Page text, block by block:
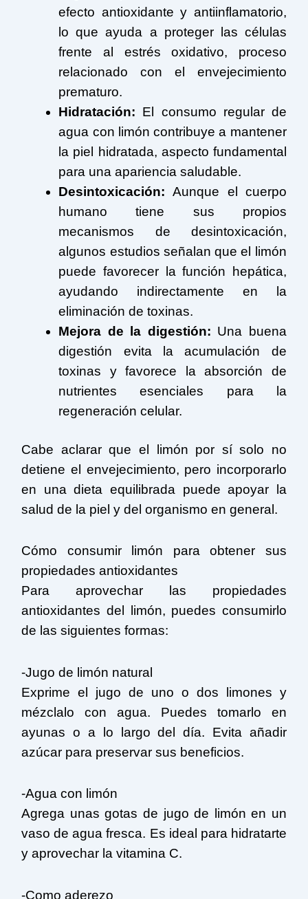
efecto antioxidante y antiinflamatorio,
lo que ayuda a proteger las células
frente al estrés oxidativo, proceso
relacionado con el envejecimiento
prematuro.
Hidratación: El consumo regular de
agua con limón contribuye a mantener
la piel hidratada, aspecto fundamental
para una apariencia saludable.
Desintoxicación: Aunque el cuerpo
humano tiene sus propios
mecanismos de desintoxicación,
algunos estudios señalan que el limón
puede favorecer la función hepática,
ayudando indirectamente en la
eliminación de toxinas.
Mejora de la digestión: Una buena
digestión evita la acumulación de
toxinas y favorece la absorción de
nutrientes esenciales para la
regeneración celular.
Cabe aclarar que el limón por sí solo no
detiene el envejecimiento, pero incorporarlo
en una dieta equilibrada puede apoyar la
salud de la piel y del organismo en general.
Cómo consumir limón para obtener sus
propiedades antioxidantes
Para aprovechar las propiedades
antioxidantes del limón, puedes consumirlo
de las siguientes formas:
-Jugo de limón natural
Exprime el jugo de uno o dos limones y
mézclalo con agua. Puedes tomarlo en
ayunas o a lo largo del día. Evita añadir
azúcar para preservar sus beneficios.
-Agua con limón
Agrega unas gotas de jugo de limón en un
vaso de agua fresca. Es ideal para hidratarte
y aprovechar la vitamina C.
-Como aderezo